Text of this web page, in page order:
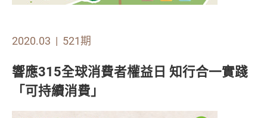
2020.03 | 521期
響應315全球消費者權益日 知行合一實踐
「可持續消費」